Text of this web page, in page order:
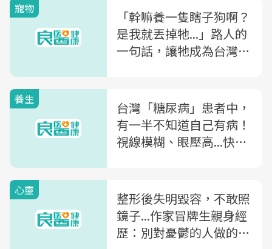
寵物
「幹嘛養一隻瞎子狗啊？
是我就丟掉牠...」路人的
一句話，讓牠成為台灣第
養生
台灣「糖尿病」患者中，
有一半不知道自己有病！
視線模糊、眼壓高...快看
心靈
整形後失明毀容，不敢照
鏡子...作家冒牌生親身經
歷：別對憂鬱的人做的10